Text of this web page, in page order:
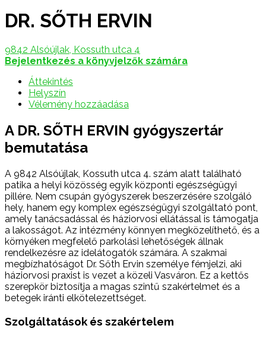
DR. SŐTH ERVIN
9842 Alsóújlak, Kossuth utca 4
Bejelentkezés a könyvjelzők számára
Áttekintés
Helyszín
Vélemény hozzáadása
A DR. SŐTH ERVIN gyógyszertár
bemutatása
A 9842 Alsóújlak, Kossuth utca 4. szám alatt található
patika a helyi közösség egyik központi egészségügyi
pillére. Nem csupán gyógyszerek beszerzésére szolgáló
hely, hanem egy komplex egészségügyi szolgáltató pont,
amely tanácsadással és háziorvosi ellátással is támogatja
a lakosságot. Az intézmény könnyen megközelíthető, és a
környéken megfelelő parkolási lehetőségek állnak
rendelkezésre az idelátogatók számára. A szakmai
megbízhatóságot Dr. Sőth Ervin személye fémjelzi, aki
háziorvosi praxist is vezet a közeli Vasváron. Ez a kettős
szerepkör biztosítja a magas szintű szakértelmet és a
betegek iránti elkötelezettséget.
Szolgáltatások és szakértelem